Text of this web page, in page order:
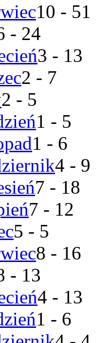
10 - 51
- 24
3 - 13
2 - 7
2 - 5
1 - 5
1 - 6
4 - 9
7 - 18
7 - 12
5 - 5
8 - 16
- 13
4 - 13
1 - 6